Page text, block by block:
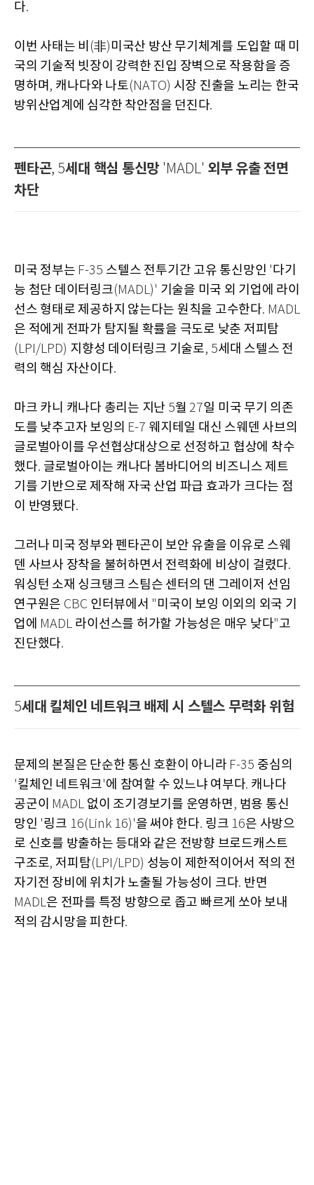
다.
이번 사태는 비 (非)미국산 방산 무기체계를 도입할 때 미
국의 기술적 빗장이 강력한 진입 장벽으로 작용함을 증
명하며 , 캐나다와 나토(NATO) 시장 진출을 노리는 한국
방위산업계에 심각한 착안점을 던진다.
펜타곤, 5세대 핵심 통신망 'MADL' 외부 유출 전면
차단
미국 정부는 F-35 스텔스 전투기간 고유 통신망인 '다기
능 첨단 데이터링크(MADL)' 기술을 미국 외 기업에 라이
선스 형태로 제공하지 않는다는 원칙을 고수한다. MADL
은 적에게 전파가 탐지될 확률을 극도로 낮춘 저피탐
(LPI/LPD) 지향성 데이터링크 기술로, 5세대 스텔스 전
력의 핵심 자산이다.
마크 카니 캐나다 총리는 지난 5월 27일 미국 무기 의존
도를 낮추고자 보잉의 E-7 웨지테일 대신 스웨덴 사브의
글로벌아이를 우선협상대상으로 선정하고 협상에 착수
했다. 글로벌아이는 캐나다 봄바디어의 비즈니스 제트
기를 기반으로 제작해 자국 산업 파급 효과가 크다는 점
이 반영됐다.
그러나 미국 정부와 펜타곤이 보안 유출을 이유로 스웨
덴 사브사 장착을 불허하면서 전력화에 비상이 걸렸다.
워싱턴 소재 싱크탱크 스팀슨 센터의 댄 그레이저 선임
연구원은 CBC 인터뷰에서 "미국이 보잉 이외의 외국 기
업에 MADL 라이선스를 허가할 가능성은 매우 낮다"고
진단했다.
5세대 킬체인 네트워크 배제 시 스텔스 무력화 위험
문제의 본질은 단순한 통신 호환이 아니라 F-35 중심의
'킬체인 네트워크'에 참여할 수 있느냐 여부다. 캐나다
공군이 MADL 없이 조기경보기를 운영하면, 범용 통신
망인 '링크 16(Link 16)'을 써야 한다. 링크 16은 사방으
로 신호를 방출하는 등대와 같은 전방향 브로드캐스트
구조로,저피탐(LPI/LPD) 성능이 제한적이어서 적의 전
자기전 장비에 위치가 노출될 가능성이 크다. 반면
MADL은 전파를 특정 방향으로 좁고 빠르게 쏘아 보내
적의 감시망을 피한다.